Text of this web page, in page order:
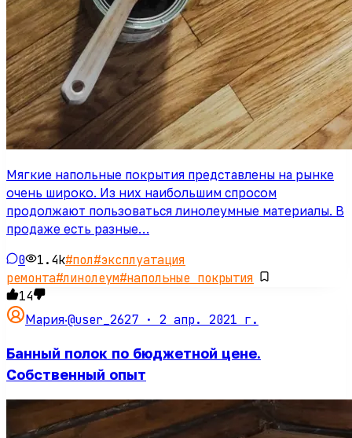
Мягкие напольные покрытия представлены на рынке
очень широко. Из них наибольшим спросом
продолжают пользоваться линолеумные материалы. В
продаже есть разные…
0 1.4k#пол#эксплуатация
ремонта#линолеум#напольные покрытия
14
Мария·@user_2627 · 2 апр. 2021 г.
Банный полок по бюджетной цене.
Собственный опыт